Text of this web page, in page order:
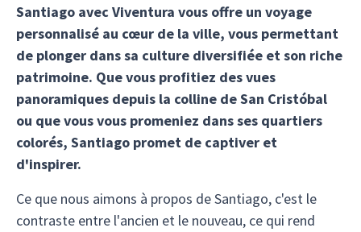
Santiago avec Viventura vous offre un voyage
personnalisé au cœur de la ville, vous permettant
de plonger dans sa culture diversifiée et son riche
patrimoine. Que vous profitiez des vues
panoramiques depuis la colline de San Cristóbal
ou que vous vous promeniez dans ses quartiers
colorés, Santiago promet de captiver et
d'inspirer.
Ce que nous aimons à propos de Santiago, c'est le
contraste entre l'ancien et le nouveau, ce qui rend